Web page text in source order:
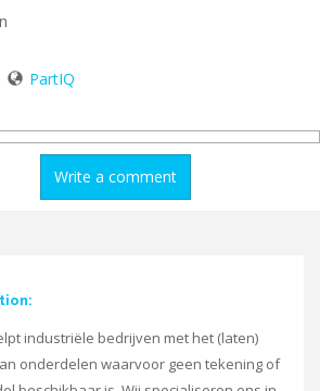
PartIQ
Write a comment
industriële bedrijven met het (laten)
onderdelen waarvoor geen tekening of